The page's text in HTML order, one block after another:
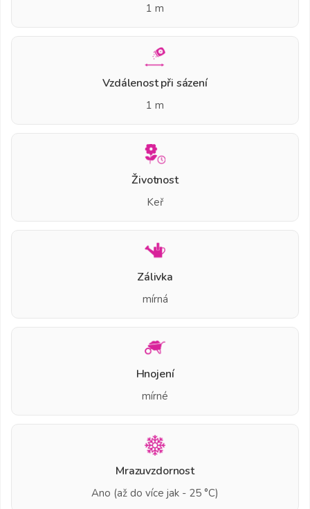
1 m
Vzdálenost při sázení
1 m
Životnost
Keř
Zálivka
mírná
Hnojení
mírné
Mrazuvzdornost
Ano (až do více jak - 25 °C)